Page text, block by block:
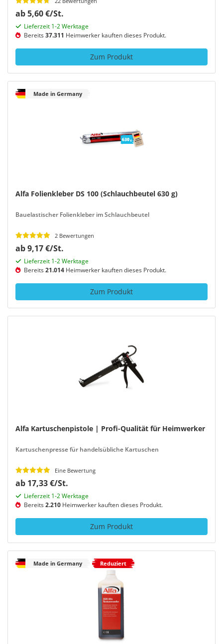
ab 5,60 €/St.
Lieferzeit 1-2 Werktage
Bereits37.311 Heimwerker kauften dieses Produkt.
Zum Produkt
Made in Germany
Alfa Folienkleber DS 100 (Schlauchbeutel 630 g)
Bauelastischer Folienkleber im Schlauchbeutel
2 Bewertungen
ab 9,17 €/St.
Lieferzeit 1-2 Werktage
Bereits21.014 Heimwerker kauften dieses Produkt.
Zum Produkt
Alfa Kartuschenpistole | Profi-Qualität für Heimwerker
Kartuschenpresse für handelsübliche Kartuschen
Eine Bewertung
ab 17,33 €/St.
Lieferzeit 1-2 Werktage
Bereits2.210 Heimwerker kauften dieses Produkt.
Zum Produkt
Made in Germany Reduziert